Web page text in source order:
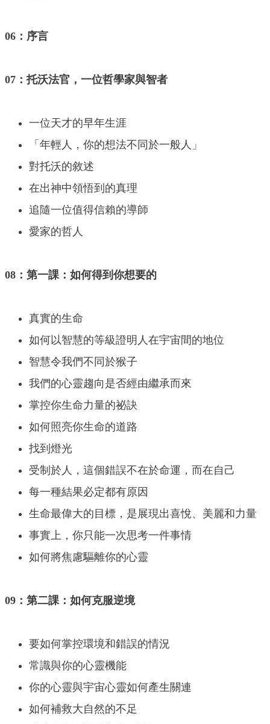
06：序言
07：托沃法官，一位哲學家與智者
一位天才的早年生涯
「年輕人，你的想法不同於一般人」
對托沃的敘述
在出神中領悟到的真理
追隨一位值得信賴的導師
愛家的哲人
08：第一課：如何得到你想要的
真實的生命
如何以智慧的等級證明人在宇宙間的地位
智慧令我們不同於猴子
我們的心靈趨向是否經由繼承而來
掌控你生命力量的祕訣
如何照亮你生命的道路
找到燈光
受制於人，這個錯誤不在於命運，而在自己
每一種結果必定都有原因
生命最偉大的目標，是展現出喜悅、美麗和力量
事實上，你只能一次思考一件事情
如何將焦慮驅離你的心靈
09：第二課：如何克服逆境
要如何掌控環境和錯誤的情況
常識與你的心靈機能
你的心靈與宇宙心靈如何產生關連
如何補救大自然的不足